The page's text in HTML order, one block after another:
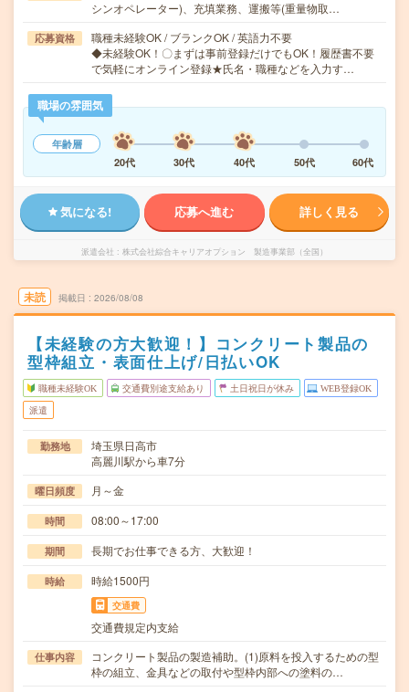
シンオペレーター)、充填業務、運搬等(重量物取…
応募資格
職種未経験OK / ブランクOK / 英語力不要
◆未経験OK！〇まずは事前登録だけでもOK！履歴書不要
で気軽にオンライン登録★氏名・職種などを入力す…
職場の雰囲気
年齢層
20代
30代 40代 50代 60代
気になる! 応募へ進む 詳しく見る
派遣会社 株式会社綜合キャリアオプション 製造事業部（全国）
未読 掲載日 2026/08/08
【未経験の方大歓迎！】コンクリート製品の
型枠組立・表面仕上げ/日払いOK
職種未経験OK 交通費別途支給あり 土日祝日が休み WEB登録OK
派遣
勤務地
埼玉県日高市
高麗川駅から車7分
曜日頻度 月～金
時間 08:00～17:00
期間 長期でお仕事できる方、大歓迎！
時給 時給1500円
交通費
交通費規定内支給
仕事内容
コンクリート製品の製造補助。(1)原料を投入するための型
枠の組立、金具などの取付や型枠内部への塗料の…